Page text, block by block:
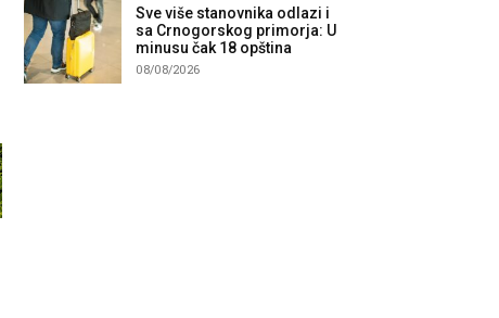
Sve više stanovnika odlazi i
sa Crnogorskog primorja: U
minusu čak 18 opština
08/08/2026